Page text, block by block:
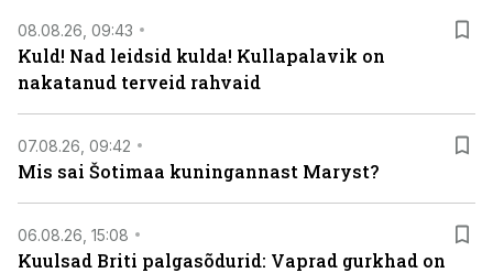
08.08.26, 09:43
Kuld! Nad leidsid kulda! Kullapalavik on
nakatanud terveid rahvaid
07.08.26, 09:42
Mis sai Šotimaa kuningannast Maryst?
06.08.26, 15:08
Kuulsad Briti palgasõdurid: Vaprad gurkhad on